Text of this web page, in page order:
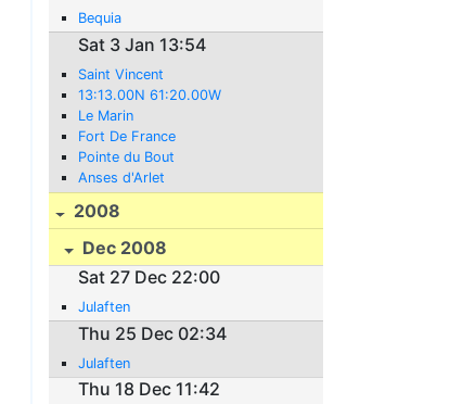
Bequia
Sat 3 Jan 13:54
Saint Vincent
13:13.00N 61:20.00W
Le Marin
Fort De France
Pointe du Bout
Anses d'Arlet
2008
Dec 2008
Sat 27 Dec 22:00
Julaften
Thu 25 Dec 02:34
Julaften
Thu 18 Dec 11:42